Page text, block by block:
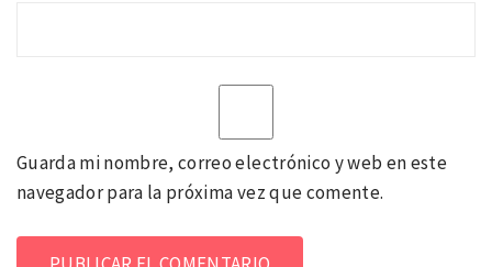
Guarda mi nombre, correo electrónico y web en este
navegador para la próxima vez que comente.